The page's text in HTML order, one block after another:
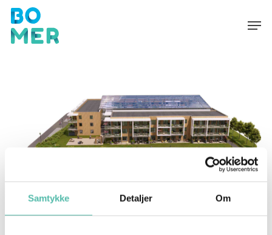
Samtykke Detaljer Om
Skip
main